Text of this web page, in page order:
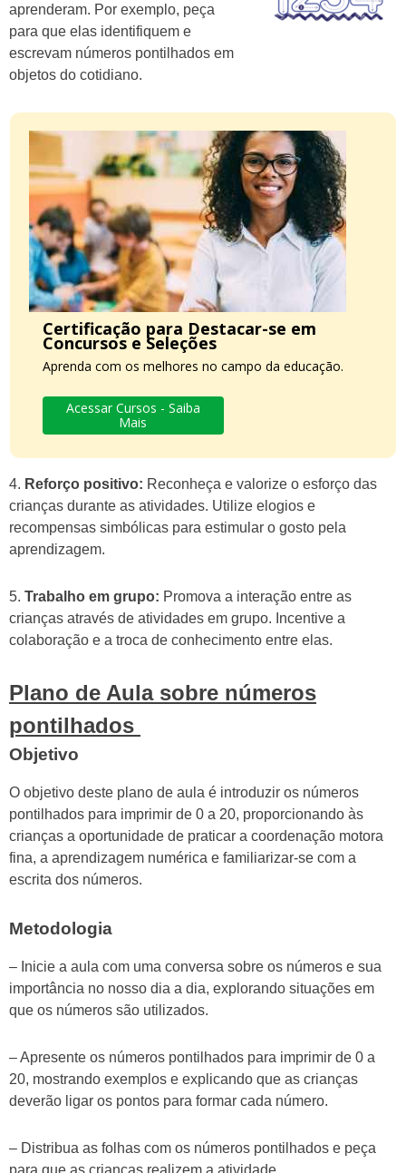
aprenderam. Por exemplo, peça
para que elas identifiquem e
escrevam números pontilhados em
objetos do cotidiano.
Certificação para Destacar-se em
Concursos e Seleções
Aprenda com os melhores no campo da educação.
Acessar Cursos - Saiba
Mais
4. Reforço positivo: Reconheça e valorize o esforço das
crianças durante as atividades. Utilize elogios e
recompensas simbólicas para estimular o gosto pela
aprendizagem.
5. Trabalho em grupo: Promova a interação entre as
crianças através de atividades em grupo. Incentive a
colaboração e a troca de conhecimento entre elas.
Plano de Aula sobre números
pontilhados
Objetivo
O objetivo deste plano de aula é introduzir os números
pontilhados para imprimir de 0 a 20, proporcionando às
crianças a oportunidade de praticar a coordenação motora
fina, a aprendizagem numérica e familiarizar-se com a
escrita dos números.
Metodologia
– Inicie a aula com uma conversa sobre os números e sua
importância no nosso dia a dia, explorando situações em
que os números são utilizados.
– Apresente os números pontilhados para imprimir de 0 a
20, mostrando exemplos e explicando que as crianças
deverão ligar os pontos para formar cada número.
– Distribua as folhas com os números pontilhados e peça